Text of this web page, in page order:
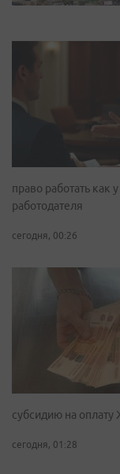
право работать как
работодателя
сегодня, 00:26
субсидию на
сегодня, 01:28